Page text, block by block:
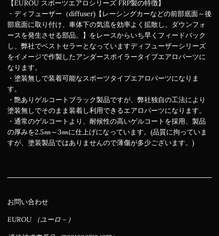
【EUROU スポーツエアロシリーズ FRP製の特徴】
・ディフューザー（diffuser)【レーシングカーなどの前部底面～後
部底面に取り付け、車体下の気流を効率よく拡散し、ダウンフォ
ースを発生させる部品。】をレースからいち早くフィードバック
し、弊社でベストセラーとなっていますディフューザーシリーズ
をイメージで作製したアンダースポイラータイプエアロパーツに
なります。
・塗装無しで装着可能なスポーツタイプエアロパーツになりま
す。
・艶ありゲルコートブラック製品ですが、弊社独自の工法により
塗装無しでそのまま装着し利用できるエアロパーツになります。
・通常のゲルコートより、耐候性の高いゲルコートを採用、製品
の厚みを2.5㎜～3㎜に仕上げになっています。(品質に拘っていま
すが、塗装製品ではありませんので薄傷が多少ございます。)
お問い合わせ
EUROU （ユーロ－）